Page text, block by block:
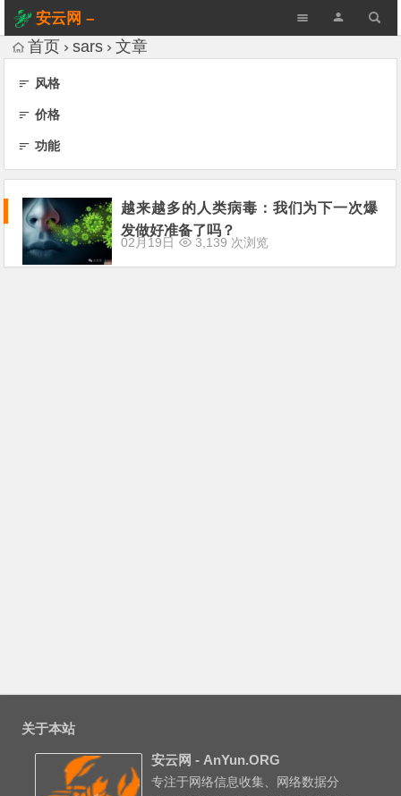
安云网 –
AnYun.ORG
首页 sars 文章
风格
价格
功能
越来越多的人类病毒：我们为下一次爆
发做好准备了吗？
02月19日 3,139 次浏览
关于本站
安云网 - AnYun.ORG
专注于网络信息收集、网络数据分